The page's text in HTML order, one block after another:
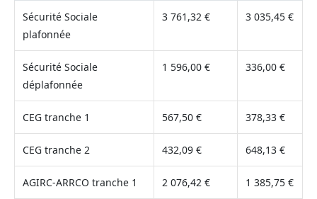
Sécurité Sociale
plafonnée
3 761,32 € 3 035,45 €
Sécurité Sociale
déplafonnée
1 596,00 € 336,00 €
CEG tranche 1 567,50 € 378,33 €
CEG tranche 2 432,09 € 648,13 €
AGIRC-ARRCO tranche 1 2 076,42 € 1 385,75 €